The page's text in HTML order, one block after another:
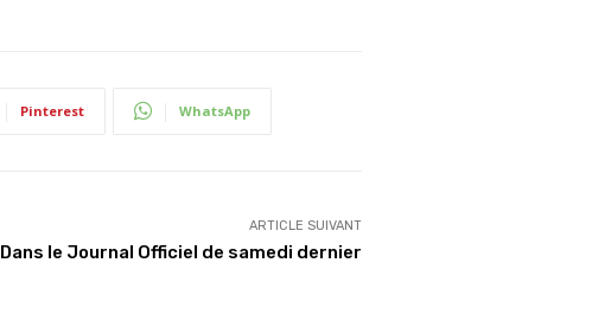
Pinterest WhatsApp
ARTICLE SUIVANT
Dans le Journal Officiel de samedi dernier